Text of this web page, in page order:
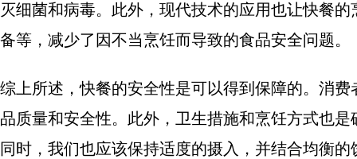
灭细菌和病毒。此外，现代技术的应用也让快餐
备等，减少了因不当烹饪而导致的食品安全问题。
综上所述，快餐的安全性是可以得到保障的。消
品质量和安全性。此外，卫生措施和烹饪方式也
同时，我们也应该保持适度的摄入，并结合均衡